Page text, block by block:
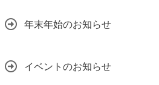
年末年始のお知らせ
イベントのお知らせ